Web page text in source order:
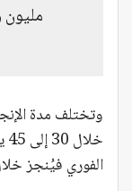
مليون و10 آلاف و700
وتختلف مدة
الفوري فيُنجز